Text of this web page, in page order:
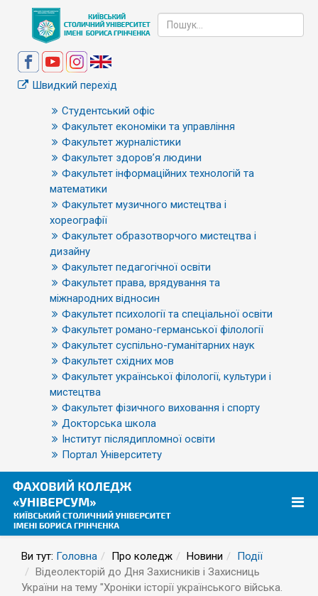
Швидкий перехід
Студентський офіс
Факультет економіки та управління
Факультет журналістики
Факультет здоров’я людини
Факультет інформаційних технологій та
математики
Факультет музичного мистецтва і
хореографії
Факультет образотворчого мистецтва і
дизайну
Факультет педагогічної освіти
Факультет права, врядування та
міжнародних відносин
Факультет психології та спеціальної освіти
Факультет романо-германської філології
Факультет суспільно-гуманітарних наук
Факультет східних мов
Факультет української філології, культури і
мистецтва
Факультет фізичного виховання і спорту
Докторська школа
Інститут післядипломної освіти
Портал Університету
Ви тут: Головна Про коледж Новини
Події
Відеолекторій до Дня Захисників і Захисниць
України на тему "Хроніки історії українського війська.